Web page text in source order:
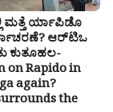
ಮತ್ತೆ ರ್ಯಾಪಿಡೊ
ಆರ್‌ಟಿಒ
ಕುತೂಹಲ-
on Rapido in
again?
the